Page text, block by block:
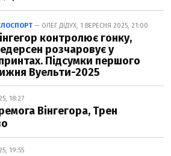
— ОЛЕГ ДІДУХ, 1 ВЕРЕСНЯ 2025, 21:00
контролює гонку,
розчаровує у
Підсумки першого
Вуельти-2025
18:27
Вінгегора, Трен
19:55